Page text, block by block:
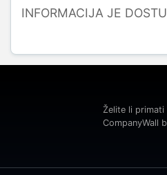
INFORMACIJA JE
Želite li
CompanyWall